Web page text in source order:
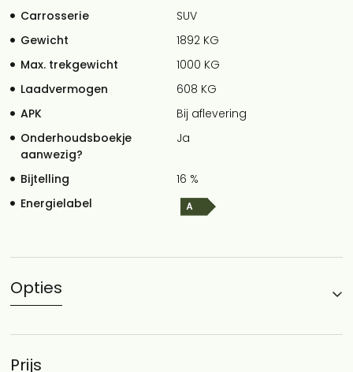
Carrosserie
SUV
Gewicht
1892 KG
Max. trekgewicht
1000 KG
Laadvermogen
608 KG
APK
Bij aflevering
Onderhoudsboekje
aanwezig?
Ja
Bijtelling
16 %
Energielabel
Opties
Prijs